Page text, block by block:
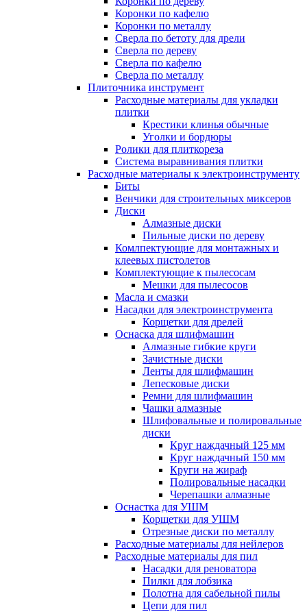
Коронки по кафелю
Коронки по металлу
Сверла по бетоту для дрели
Сверла по дереву
Сверла по кафелю
Сверла по металлу
Плиточника инструмент
Расходные материалы для укладки
плитки
Крестики клинья обычные
Уголки и бордюры
Ролики для плиткореза
Система выравнивания плитки
Расходные материалы к электроинструменту
Биты
Венчики для строительных миксеров
Диски
Алмазные диски
Пильные диски по дереву
Комлпектующие для монтажных и
клеевых пистолетов
Комплектующие к пылесосам
Мешки для пылесосов
Масла и смазки
Насадки для электроинструмента
Корщетки для дрелей
Оснаска для шлифмашин
Алмазные гибкие круги
Зачистные диски
Ленты для шлифмашин
Лепесковые диски
Ремни для шлифмашин
Чашки алмазные
Шлифовальные и полировальные
диски
Круг наждачный 125 мм
Круг наждачный 150 мм
Круги на жираф
Полировальные насадки
Черепашки алмазные
Оснастка для УШМ
Корщетки для УШМ
Отрезные диски по металлу
Расходные материалы для нейлеров
Расходные материалы для пил
Насадки для реноватора
Пилки для лобзика
Полотна для сабельной пилы
Цепи для пил